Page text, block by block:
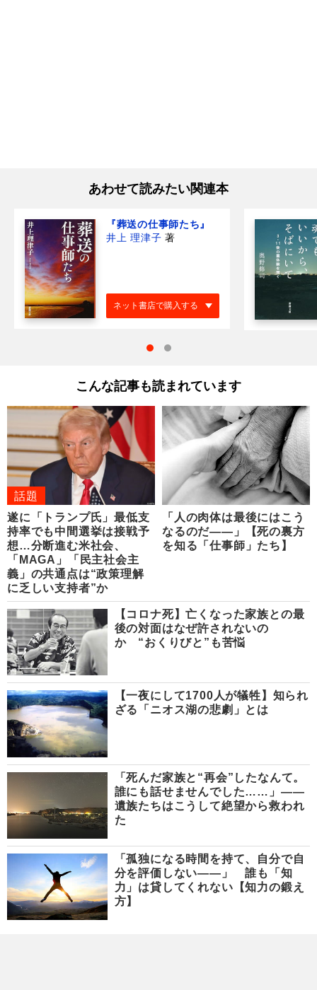
あわせて読みたい関連本
『葬送の仕事師たち』
井上 理津子 著
ネット書店で購入する
こんな記事も読まれています
話題
遂に「トランプ氏」最低支
持率でも中間選挙は接戦予
想…分断進む米社会、
「MAGA」「民主社会主
義」の共通点は“政策理解
に乏しい支持者”か
「人の肉体は最後にはこう
なるのだ――」【死の裏方
を知る「仕事師」たち】
【コロナ死】亡くなった家族との最
後の対面はなぜ許されないの
か “おくりびと”も苦悩
【一夜にして1700人が犠牲】知られ
ざる「ニオス湖の悲劇」とは
「死んだ家族と“再会”したなんて。
誰にも話せませんでした……」――
遺族たちはこうして絶望から救われ
た
「孤独になる時間を持て、自分で自
分を評価しない――」 誰も「知
力」は貸してくれない【知力の鍛え
方】